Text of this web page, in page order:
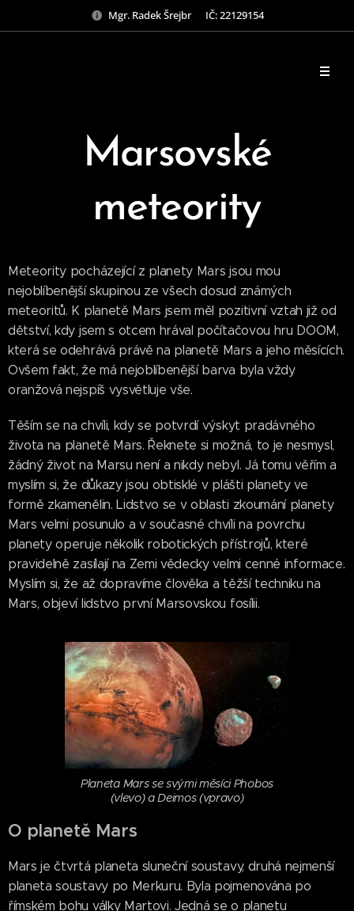
Mgr. Radek Šrejbr IČ: 22129154
Marsovské
meteority
Meteority pocházející z planety Mars jsou mou
nejoblíbenější skupinou ze všech dosud známých
meteoritů. K planetě Mars jsem měl pozitivní vztah již od
dětství, kdy jsem s otcem hrával počítačovou hru DOOM,
která se odehrává právě na planetě Mars a jeho měsících.
Ovšem fakt, že má nejoblíbenější barva byla vždy
oranžová nejspíš vysvětluje vše.
Těším se na chvíli, kdy se potvrdí výskyt pradávného
života na planetě Mars. Řeknete si možná, to je nesmysl,
žádný život na Marsu není a nikdy nebyl. Já tomu věřím a
myslím si, že důkazy jsou obtisklé v plášti planety ve
formě zkamenělin. Lidstvo se v oblasti zkoumání planety
Mars velmi posunulo a v současné chvíli na povrchu
planety operuje několik robotických přístrojů, které
pravidelně zasílají na Zemi vědecky velmi cenné informace.
Myslím si, že až dopravíme člověka a těžší techniku na
Mars, objeví lidstvo první Marsovskou fosílii.
Planeta Mars se svými měsíci Phobos
(vlevo) a Deimos (vpravo)
O planetě Mars
Mars je čtvrtá planeta sluneční soustavy, druhá nejmenší
planeta soustavy po Merkuru. Byla pojmenována po
římském bohu války Martovi. Jedná se o planetu